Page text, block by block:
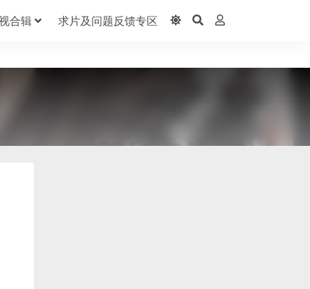
合辑 求片及问题反馈专区